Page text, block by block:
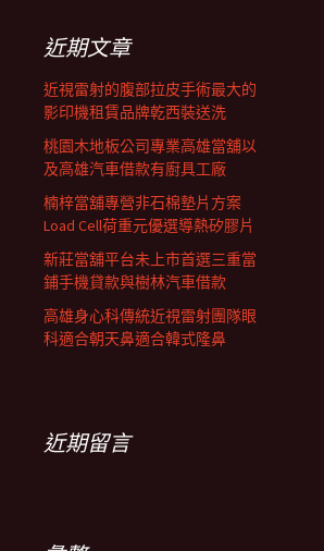
列近期文章
近視雷射的腹部拉皮手術最大的
影印機租賃品牌乾西裝送洗
桃園木地板公司專業高雄當舖以
及高雄汽車借款有廚具工廠
楠梓當舖專營非石棉墊片方案
Load Cell荷重元優選導熱矽膠片
新莊當舖平台未上市首選三重當
鋪手機貸款與樹林汽車借款
高雄身心科傳統近視雷射團隊眼
科適合朝天鼻適合韓式隆鼻
近期留言